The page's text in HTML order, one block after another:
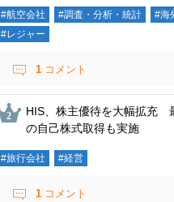
#航空会社 #調査・分析・統計 #海
#レジャー
1 コメント
HIS、株主優待を大幅拡充
の自己株式取得も実施
#旅行会社 #経営
1 コメント